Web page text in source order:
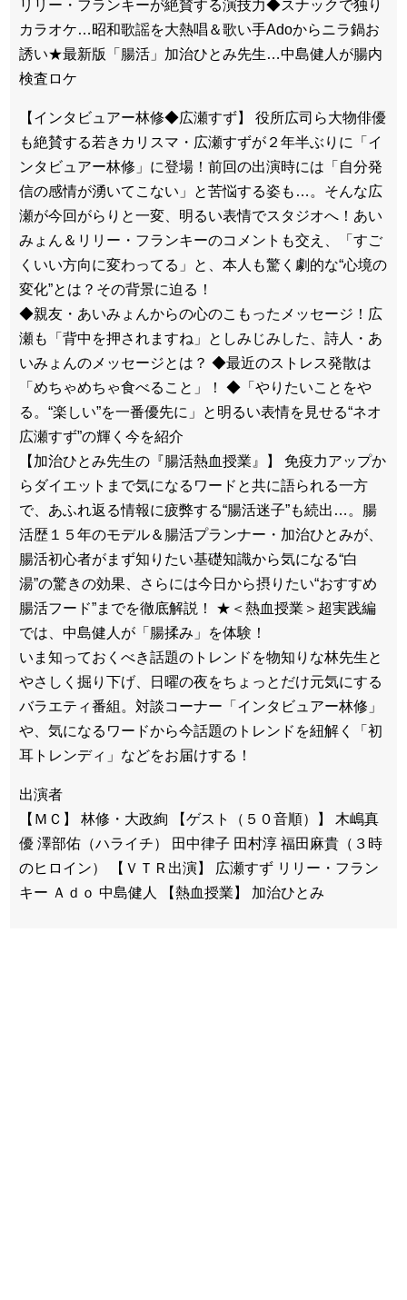
リリー・フランキーが絶賛する演技力◆スナックで独り
カラオケ…昭和歌謡を大熱唱＆歌い手Adoからニラ鍋お
誘い★最新版「腸活」加治ひとみ先生…中島健人が腸内
検査ロケ
【インタビュアー林修◆広瀬すず】 役所広司ら大物俳優
も絶賛する若きカリスマ・広瀬すずが２年半ぶりに「イ
ンタビュアー林修」に登場！前回の出演時には「自分発
信の感情が湧いてこない」と苦悩する姿も…。そんな広
瀬が今回がらりと一変、明るい表情でスタジオへ！あい
みょん＆リリー・フランキーのコメントも交え、「すご
くいい方向に変わってる」と、本人も驚く劇的な“心境の
変化”とは？その背景に迫る！
◆親友・あいみょんからの心のこもったメッセージ！広
瀬も「背中を押されますね」としみじみした、詩人・あ
いみょんのメッセージとは？ ◆最近のストレス発散は
「めちゃめちゃ食べること」！ ◆「やりたいことをや
る。“楽しい”を一番優先に」と明るい表情を見せる“ネオ
広瀬すず”の輝く今を紹介
【加治ひとみ先生の『腸活熱血授業』】 免疫力アップか
らダイエットまで気になるワードと共に語られる一方
で、あふれ返る情報に疲弊する“腸活迷子”も続出…。腸
活歴１５年のモデル＆腸活プランナー・加治ひとみが、
腸活初心者がまず知りたい基礎知識から気になる“白
湯”の驚きの効果、さらには今日から摂りたい“おすすめ
腸活フード”までを徹底解説！ ★＜熱血授業＞超実践編
では、中島健人が「腸揉み」を体験！
いま知っておくべき話題のトレンドを物知りな林先生と
やさしく掘り下げ、日曜の夜をちょっとだけ元気にする
バラエティ番組。対談コーナー「インタビュアー林修」
や、気になるワードから今話題のトレンドを紐解く「初
耳トレンディ」などをお届けする！
出演者
【ＭＣ】 林修・大政絢 【ゲスト（５０音順）】 木嶋真
優 澤部佑（ハライチ） 田中律子 田村淳 福田麻貴（３時
のヒロイン） 【ＶＴＲ出演】 広瀬すず リリー・フラン
キー Ａｄｏ 中島健人 【熱血授業】 加治ひとみ